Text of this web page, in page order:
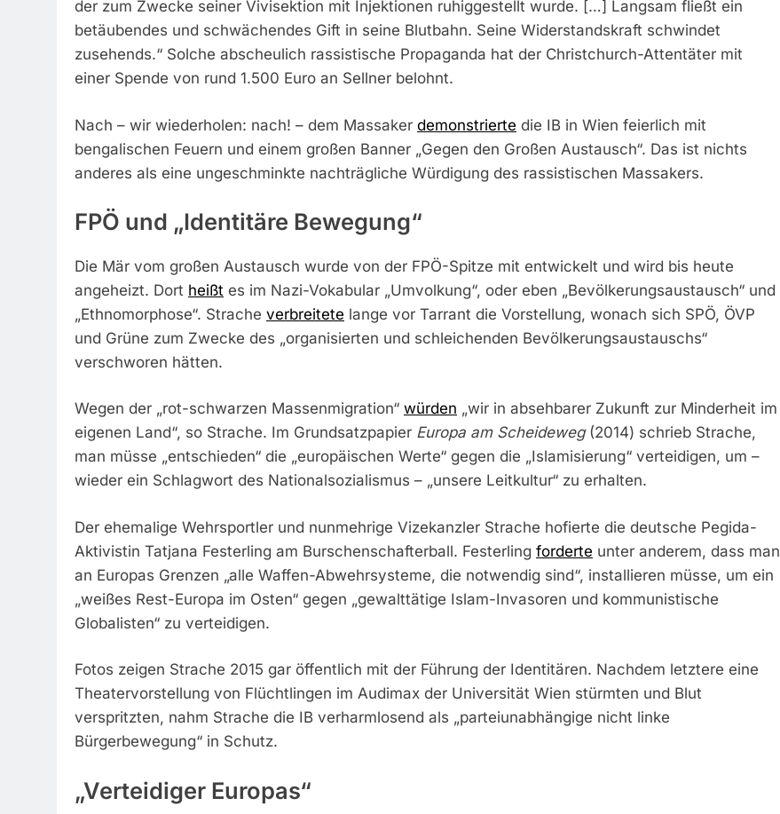
der zum Zwecke seiner Vivisektion mit Injektionen ruhiggestellt wurde. […] Langsam fließt ein
betäubendes und schwächendes Gift in seine Blutbahn. Seine Widerstandskraft schwindet
zusehends.“ Solche abscheulich rassistische Propaganda hat der Christchurch-Attentäter mit
einer Spende von rund 1.500 Euro an Sellner belohnt.
Nach – wir wiederholen: nach! – dem Massaker demonstrierte die IB in Wien feierlich mit
bengalischen Feuern und einem großen Banner „Gegen den Großen Austausch“. Das ist nichts
anderes als eine ungeschminkte nachträgliche Würdigung des rassistischen Massakers.
FPÖ und „Identitäre Bewegung“
Die Mär vom großen Austausch wurde von der FPÖ-Spitze mit entwickelt und wird bis heute
angeheizt. Dort heißt es im Nazi-Vokabular „Umvolkung“, oder eben „Bevölkerungsaustausch“ und
„Ethnomorphose“. Strache verbreitete lange vor Tarrant die Vorstellung, wonach sich SPÖ, ÖVP
und Grüne zum Zwecke des „organisierten und schleichenden Bevölkerungsaustauschs“
verschworen hätten.
Wegen der „rot-schwarzen Massenmigration“ würden „wir in absehbarer Zukunft zur Minderheit im
eigenen Land“, so Strache. Im Grundsatzpapier Europa am Scheideweg(2014) schrieb Strache,
man müsse „entschieden“ die „europäischen Werte“ gegen die „Islamisierung“ verteidigen, um –
wieder ein Schlagwort des Nationalsozialismus – „unsere Leitkultur“ zu erhalten.
Der ehemalige Wehrsportler und nunmehrige Vizekanzler Strache hofierte die deutsche Pegida-
Aktivistin Tatjana Festerling am Burschenschafterball. Festerling forderte unter anderem, dass man
an Europas Grenzen „alle Waffen-Abwehrsysteme, die notwendig sind“, installieren müsse, um ein
„weißes Rest-Europa im Osten“ gegen „gewalttätige Islam-Invasoren und kommunistische
Globalisten“ zu verteidigen.
Fotos zeigen Strache 2015 gar öffentlich mit der Führung der Identitären. Nachdem letztere eine
Theatervorstellung von Flüchtlingen im Audimax der Universität Wien stürmten und Blut
verspritzten, nahm Strache die IB verharmlosend als „parteiunabhängige nicht linke
Bürgerbewegung“ in Schutz.
„Verteidiger Europas“